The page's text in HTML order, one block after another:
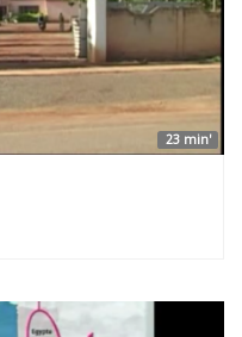
23 min'